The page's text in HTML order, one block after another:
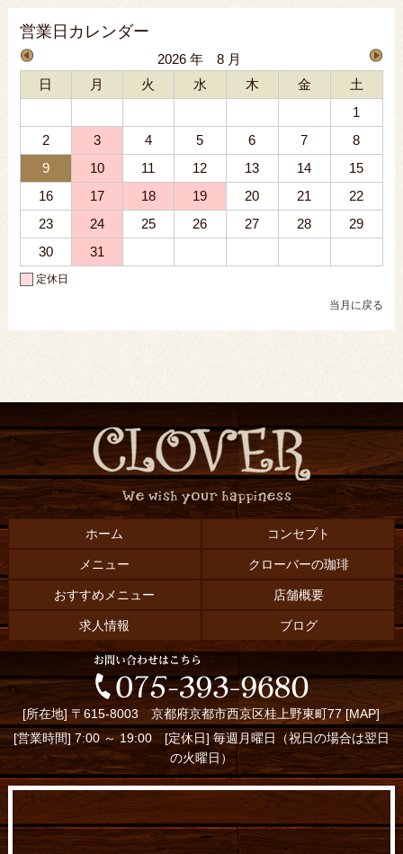
営業日カレンダー
2026 年 8 月
日
月 火 水 木 金
土
1
2
3 4 5 6 7
8
9
10 11 12 13 14
15
16
17 18 19 20 21
22
23
24 25 26 27 28
29
30
31
定休日
当月に戻る
ホーム コンセプト
メニュー クローバーの珈琲
おすすめメニュー 店舗概要
求人情報 ブログ
[所在地] 〒615-8003 京都府京都市西京区桂上野東町77 [MAP]
[営業時間] 7:00 ～ 19:00 [定休日] 毎週月曜日（祝日の場合は翌日
の火曜日）